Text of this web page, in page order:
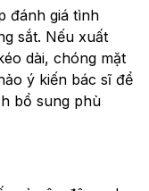
đánh giá tình
sắt. Nếu xuất
dài, chóng mặt
ý kiến bác sĩ để
bổ sung phù